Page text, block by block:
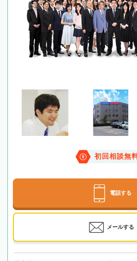
初回相談無
電話する
メールする